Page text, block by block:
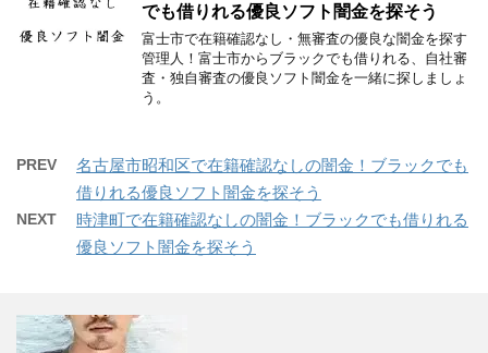
でも借りれる優良ソフト闇金を探そう
富士市で在籍確認なし・無審査の優良な闇金を探す
管理人！富士市からブラックでも借りれる、自社審
査・独自審査の優良ソフト闇金を一緒に探しましょ
う。
PREV
名古屋市昭和区で在籍確認なしの闇金！ブラックでも
借りれる優良ソフト闇金を探そう
NEXT
時津町で在籍確認なしの闇金！ブラックでも借りれる
優良ソフト闇金を探そう